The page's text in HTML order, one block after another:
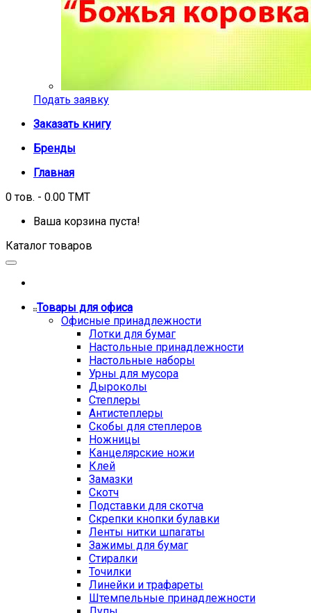
Подать заявку
Заказать книгу
Бренды
Главная
0 тов. - 0.00 TMT
Ваша корзина пуста!
Каталог товаров
Товары для офиса
Офисные принадлежности
Лотки для бумаг
Настольные принадлежности
Настольные наборы
Урны для мусора
Дыроколы
Степлеры
Антистеплеры
Скобы для степлеров
Ножницы
Канцелярские ножи
Клей
Замазки
Скотч
Подставки для скотча
Скрепки кнопки булавки
Ленты нитки шпагаты
Зажимы для бумаг
Стиралки
Точилки
Линейки и трафареты
Штемпельные принадлежности